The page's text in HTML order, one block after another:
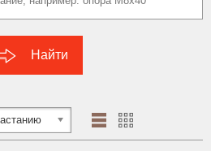
Найти